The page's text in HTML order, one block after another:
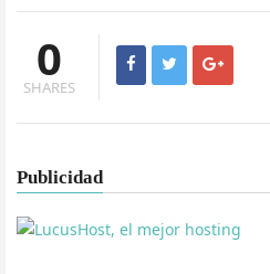
0
SHARES
Publicidad